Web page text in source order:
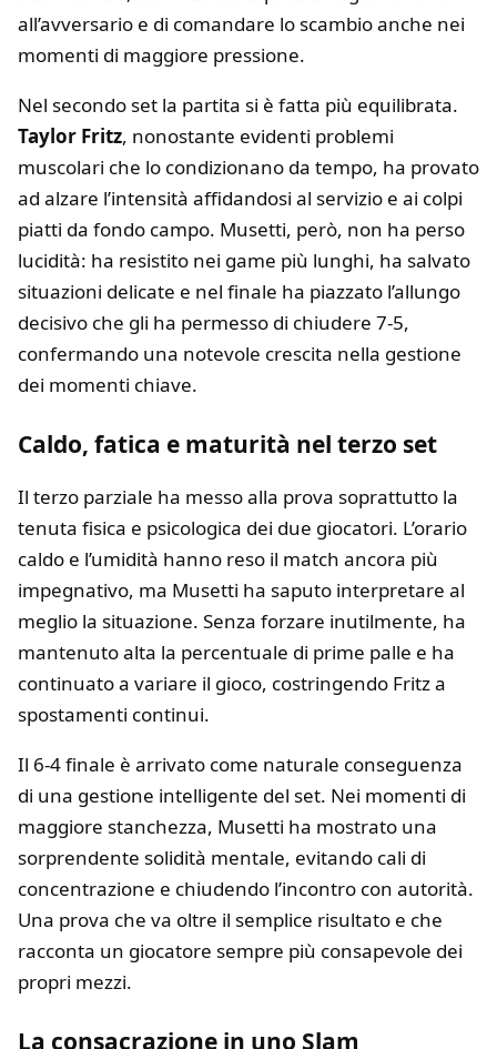
all’avversario e di comandare lo scambio anche nei
momenti di maggiore pressione.
Nel secondo set la partita si è fatta più equilibrata.
Taylor Fritz, nonostante evidenti problemi
muscolari che lo condizionano da tempo, ha provato
ad alzare l’intensità affidandosi al servizio e ai colpi
piatti da fondo campo. Musetti, però, non ha perso
lucidità: ha resistito nei game più lunghi, ha salvato
situazioni delicate e nel finale ha piazzato l’allungo
decisivo che gli ha permesso di chiudere 7-5,
confermando una notevole crescita nella gestione
dei momenti chiave.
Caldo, fatica e maturità nel terzo set
Il terzo parziale ha messo alla prova soprattutto la
tenuta fisica e psicologica dei due giocatori. L’orario
caldo e l’umidità hanno reso il match ancora più
impegnativo, ma Musetti ha saputo interpretare al
meglio la situazione. Senza forzare inutilmente, ha
mantenuto alta la percentuale di prime palle e ha
continuato a variare il gioco, costringendo Fritz a
spostamenti continui.
Il 6-4 finale è arrivato come naturale conseguenza
di una gestione intelligente del set. Nei momenti di
maggiore stanchezza, Musetti ha mostrato una
sorprendente solidità mentale, evitando cali di
concentrazione e chiudendo l’incontro con autorità.
Una prova che va oltre il semplice risultato e che
racconta un giocatore sempre più consapevole dei
propri mezzi.
La consacrazione in uno Slam